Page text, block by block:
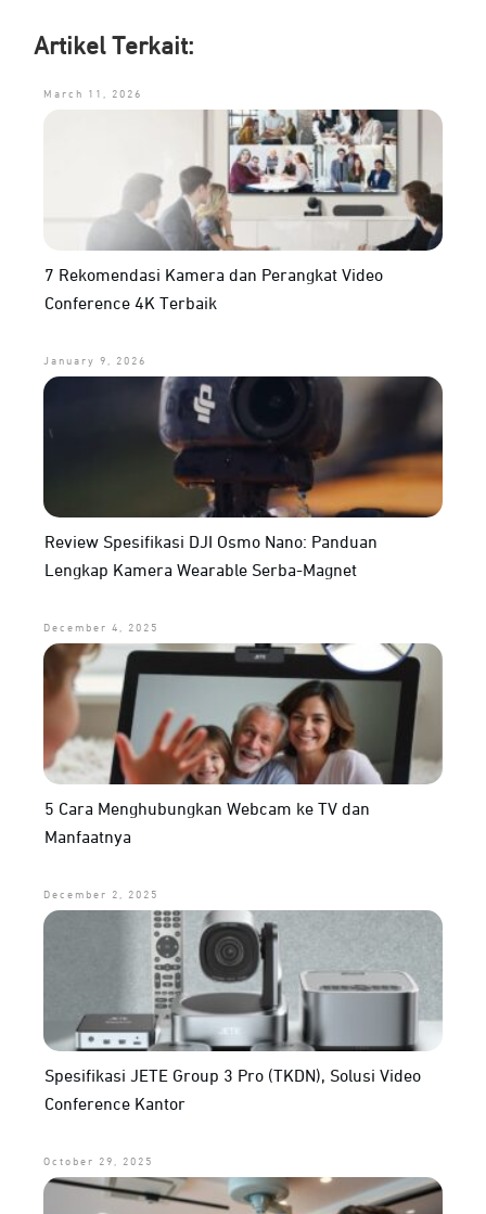
Artikel Terkait:
March 11, 2026
7 Rekomendasi Kamera dan Perangkat Video
Conference 4K Terbaik
January 9, 2026
Review Spesifikasi DJI Osmo Nano: Panduan
Lengkap Kamera Wearable Serba-Magnet
December 4, 2025
5 Cara Menghubungkan Webcam ke TV dan
Manfaatnya
December 2, 2025
Spesifikasi JETE Group 3 Pro (TKDN), Solusi Video
Conference Kantor
October 29, 2025